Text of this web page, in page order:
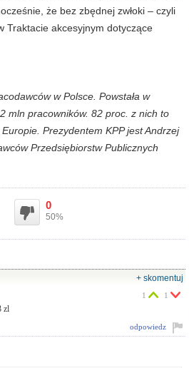
że bez zbędnej zwłoki – czyli
Traktacie akcesyjnym dotyczące
w Polsce. Powstała w
mln pracowników. 82 proc. z nich to
Prezydentem KPP jest Andrzej
Przedsiębiorstw Publicznych
0
50%
+ skomentuj
zl
1 1
odpowiedz